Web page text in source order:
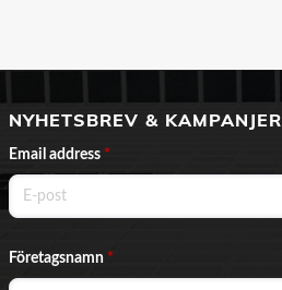
NYHETSBREV & KAMPANJER
Email address *
Företagsnamn *